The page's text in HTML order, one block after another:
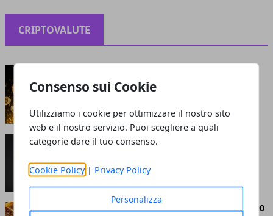
Consenso sui Cookie
Utilizziamo i cookie per ottimizzare il nostro sito
web e il nostro servizio. Puoi scegliere a quali
categorie dare il tuo consenso.
Cookie Policy | Privacy Policy
Personalizza
CRIPTOVALUTE
maggio 13, 2021
Perché le criptovalute sono smart: cosa attrae
giugno 05, 2020
Bitcoin abbandona definitivamente quota 8.000